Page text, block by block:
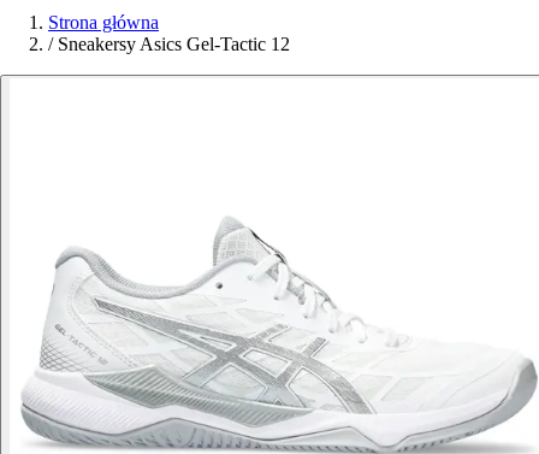
Strona główna
/ Sneakersy Asics Gel-Tactic 12